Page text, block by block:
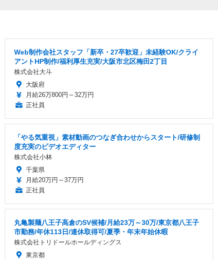
Web制作会社スタッフ「新卒・27卒歓迎」未経験OK/クライ
アントHP制作/福利厚生充実/大阪市北区梅田2丁目
株式会社大斗
大阪府
月給26万800円～32万円
正社員
「やる気重視」素材動画のつなぎ合わせからスタート/研修制
度充実のビデオエディター
株式会社小林
千葉県
月給20万円～37万円
正社員
丸亀製麺八王子高倉のSV候補/月給23万～30万/東京都八王子
市勤務/年休113日/連休取得可/夏季・年末年始休暇
株式会社トリドールホールディングス
東京都